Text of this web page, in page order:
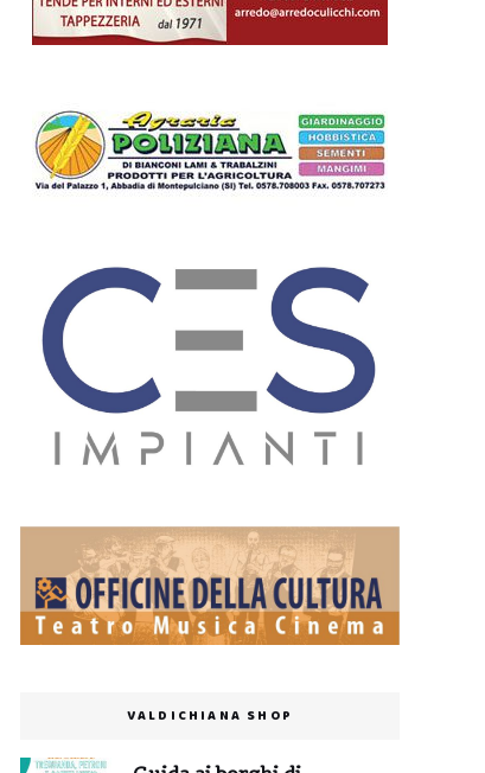
VALDICHIANA SHOP